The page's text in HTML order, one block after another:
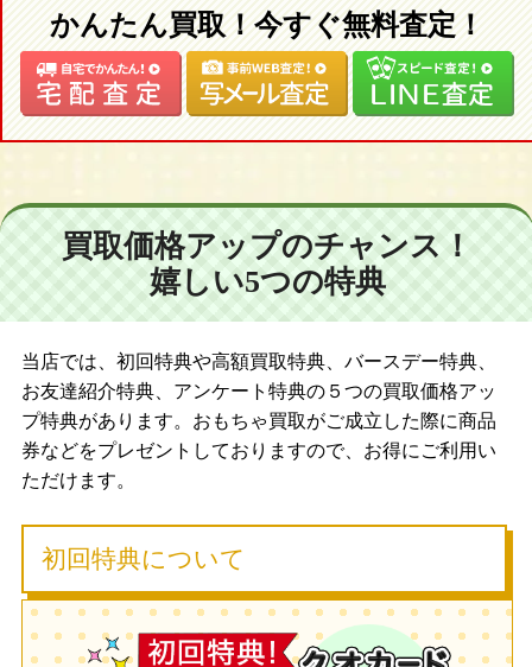
かんたん買取！今すぐ無料査定！
買取価格アップのチャンス！
嬉しい5つの特典
当店では、初回特典や高額買取特典、バースデー特典、
お友達紹介特典、アンケート特典の５つの買取価格アッ
プ特典があります。おもちゃ買取がご成立した際に商品
券などをプレゼントしておりますので、お得にご利用い
ただけます。
初回特典について